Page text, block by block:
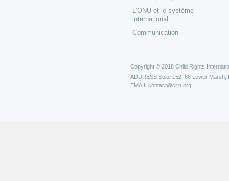
L'ONU et le système
international
Communication
Copyright © 2018 Child Rights
ADDRESS Suite 152, 88 Lower Marsh,
EMAIL contact@crin.org